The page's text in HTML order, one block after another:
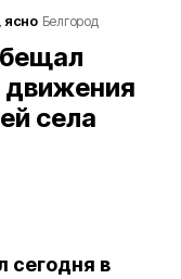
ясно Белгород
движения
села
сегодня в